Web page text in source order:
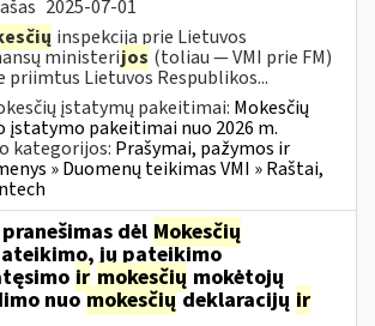
2025-07-01
inspekcija prie Lietuvos
ministerijos (toliau — VMI prie FM)
priimtus Lietuvos Respublikos...
įstatymų pakeitimai: Mokesčių
pakeitimai nuo 2026 m.
kategorijos: Prašymai, pažymos ir
» Duomenų teikimas VMI » Raštai,
dėl Mokesčių
jų pateikimo
ir mokesčių mokėtojų
nuomokesčiųdeklaracijų ir